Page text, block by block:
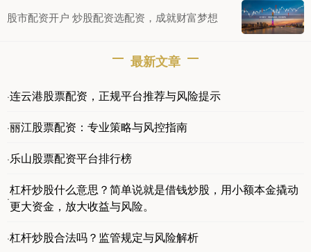
股市配资开户 炒股配资选配资，成就财富梦想
最新文章
·连云港股票配资，正规平台推荐与风险提示
·丽江股票配资：专业策略与风控指南
·乐山股票配资平台排行榜
·
杠杆炒股什么意思？简单说就是借钱炒股，用小额本金撬动
更大资金，放大收益与风险。
·杠杆炒股合法吗？监管规定与风险解析